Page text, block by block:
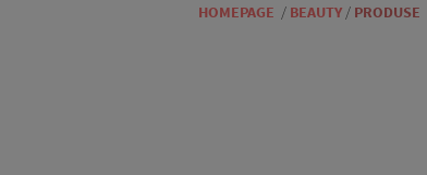
HOMEPAGE / BEAUTY / PRODUSE